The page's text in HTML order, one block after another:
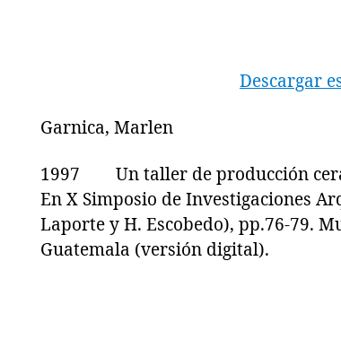
Descargar
Garnica, Marlen
1997 Un taller de producción
En X Simposio de Investigaciones
Laporte y H. Escobedo), pp.76-79.
Guatemala (versión digital).